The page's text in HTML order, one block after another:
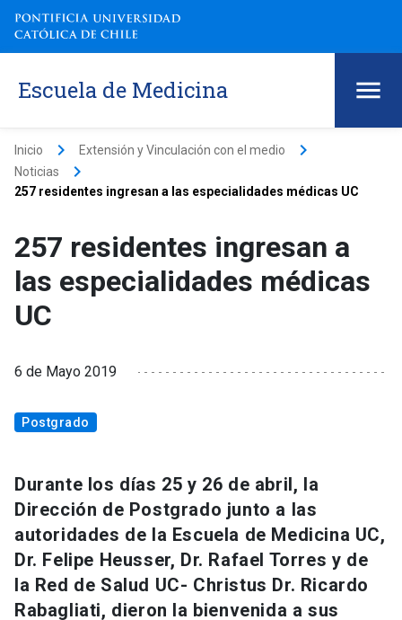
Escuela de Medicina
Inicio keyboard_arrow_right Extensión y Vinculación con el medio keyboard_arrow_right
Noticias keyboard_arrow_right
257 residentes ingresan a las especialidades médicas UC
257 residentes ingresan a
las especialidades médicas
UC
6 de Mayo 2019
Postgrado
Durante los días 25 y 26 de abril, la
Dirección de Postgrado junto a las
autoridades de la Escuela de Medicina UC,
Dr. Felipe Heusser, Dr. Rafael Torres y de
la Red de Salud UC- Christus Dr. Ricardo
Rabagliati, dieron la bienvenida a sus